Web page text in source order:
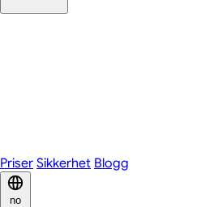
Priser Sikkerhet Blogg
no